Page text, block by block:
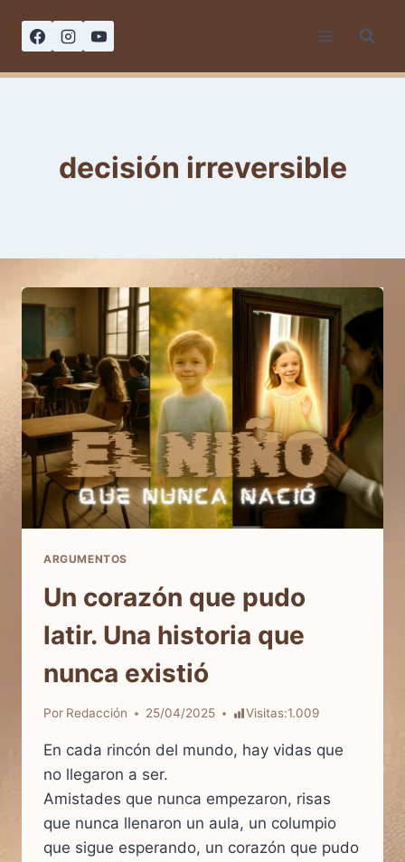
decisión irreversible
ARGUMENTOS
Un corazón que pudo
latir. Una historia que
nunca existió
Por Redacción 25/04/2025 Visitas:1.009
En cada rincón del mundo, hay vidas que
no llegaron a ser.
Amistades que nunca empezaron, risas
que nunca llenaron un aula, un columpio
que sigue esperando, un corazón que pudo